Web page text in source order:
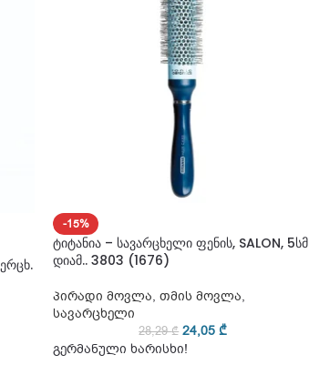
-15%
ტიტანია – სავარცხელი ფენის, SALON, 5სმ
დიამ.. 3803 (1676)
პირადი მოვლა, თმის მოვლა,
სავარცხელი
28,29₾ 24,05₾
გერმანული ხარისხი!